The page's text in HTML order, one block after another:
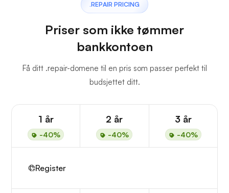
.REPAIR PRICING
Priser som ikke tømmer
bankkontoen
Få ditt .repair-domene til en pris som passer perfekt til
budsjettet ditt.
1 år
-40%
2 år
-40%
3 år
-40%
Register